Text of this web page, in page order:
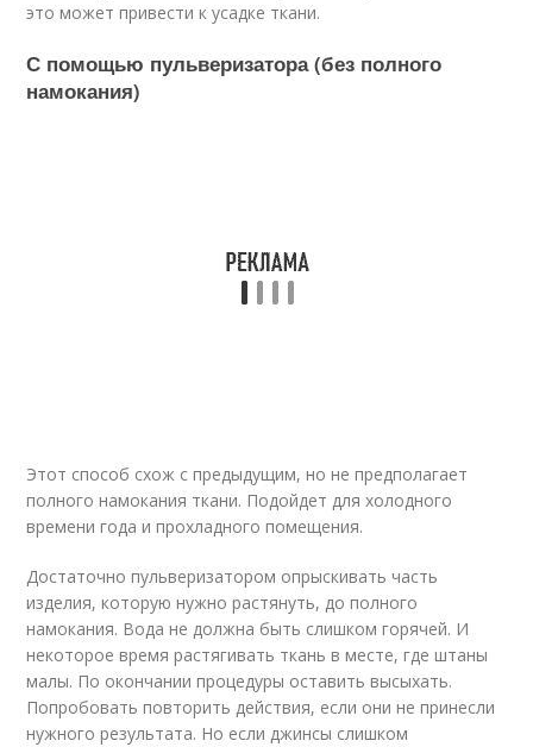
это может привести к усадке ткани.
С помощью пульверизатора (без полного
намокания)
Этот способ схож с предыдущим, но не предполагает
полного намокания ткани. Подойдет для холодного
времени года и прохладного помещения.
Достаточно пульверизатором опрыскивать часть
изделия, которую нужно растянуть, до полного
намокания. Вода не должна быть слишком горячей. И
некоторое время растягивать ткань в месте, где штаны
малы. По окончании процедуры оставить высыхать.
Попробовать повторить действия, если они не принесли
нужного результата. Но если джинсы слишком